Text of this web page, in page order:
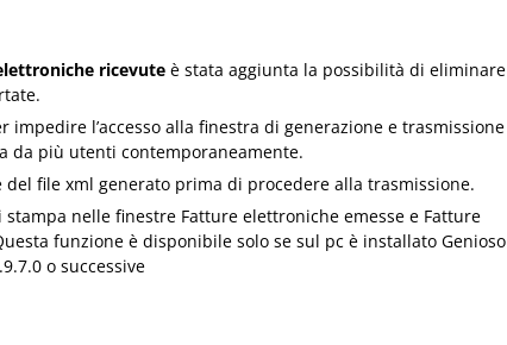
ricevute è stata aggiunta la possibilità di eliminare
impedire l’accesso alla finestra di generazione e trasmissione
da più utenti contemporaneamente.
del file xml generato prima di procedere alla trasmissione.
nelle finestre Fatture elettroniche emesse e Fatture
funzione è disponibile solo se sul pc è installato Genioso
o successive